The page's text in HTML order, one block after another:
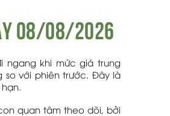
08/08/2026
ngang khi mức giá trung
so với phiên trước. Đây là
quan tâm theo dõi, bởi